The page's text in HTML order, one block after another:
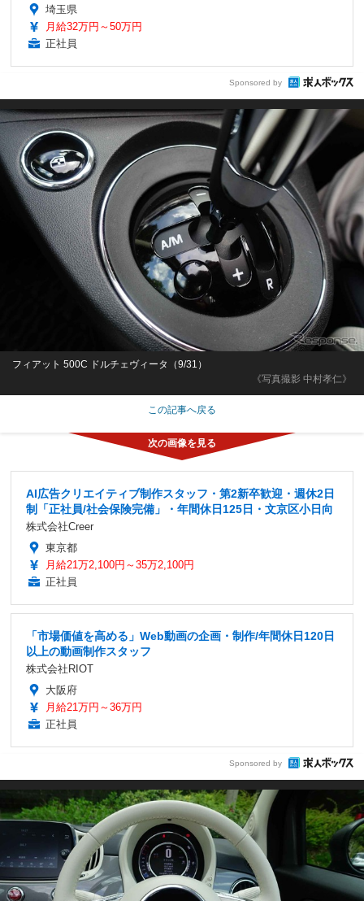
埼玉県
月給32万円～50万円
正社員
Sponsored by
《写真撮影 中村孝仁》
フィアット 500C ドルチェヴィータ（9/31）
この記事へ戻る
AI広告クリエイティブ制作スタッフ・第2新卒歓迎・週休2日
制「正社員/社会保険完備」・年間休日125日・文京区小日向
株式会社Creer
東京都
月給21万2,100円～35万2,100円
正社員
「市場価値を高める」Web動画の企画・制作/年間休日120日
以上の動画制作スタッフ
株式会社RIOT
大阪府
月給21万円～36万円
正社員
Sponsored by